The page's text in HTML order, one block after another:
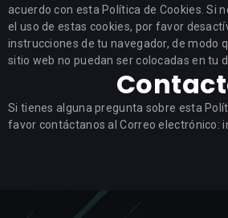
acuerdo con esta Política de Cookies. Si
el uso de estas cookies, por favor
instrucciones de tu navegador, de modo
sitio web no puedan ser colocadas en tu
Si tienes alguna pregunta sobre esta
favor contáctanos al Correo electrónico: